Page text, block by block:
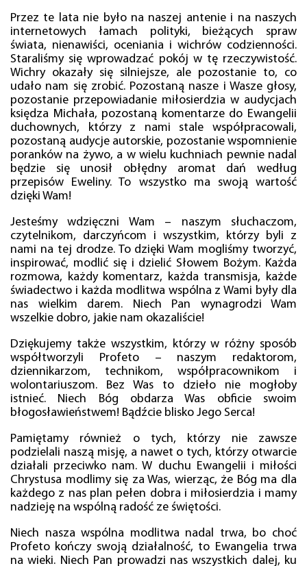
Przez te lata nie było na naszej antenie i na naszych
internetowych łamach polityki, bieżących spraw
świata, nienawiści, oceniania i wichrów codzienności.
Staraliśmy się wprowadzać pokój w tę rzeczywistość.
Wichry okazały się silniejsze, ale pozostanie to, co
udało nam się zrobić. Pozostaną nasze i Wasze głosy,
pozostanie przepowiadanie miłosierdzia w audycjach
księdza Michała, pozostaną komentarze do Ewangelii
duchownych, którzy z nami stale współpracowali,
pozostaną audycje autorskie, pozostanie wspomnienie
poranków na żywo, a w wielu kuchniach pewnie nadal
będzie się unosił obłędny aromat dań według
przepisów Eweliny. To wszystko ma swoją wartość
dzięki Wam!
Jesteśmy wdzięczni Wam – naszym słuchaczom,
czytelnikom, darczyńcom i wszystkim, którzy byli z
nami na tej drodze. To dzięki Wam mogliśmy tworzyć,
inspirować, modlić się i dzielić Słowem Bożym. Każda
rozmowa, każdy komentarz, każda transmisja, każde
świadectwo i każda modlitwa wspólna z Wami były dla
nas wielkim darem. Niech Pan wynagrodzi Wam
wszelkie dobro, jakie nam okazaliście!
Dziękujemy także wszystkim, którzy w różny sposób
współtworzyli Profeto – naszym redaktorom,
dziennikarzom, technikom, współpracownikom i
wolontariuszom. Bez Was to dzieło nie mogłoby
istnieć. Niech Bóg obdarza Was obficie swoim
błogosławieństwem! Bądźcie blisko Jego Serca!
Pamiętamy również o tych, którzy nie zawsze
podzielali naszą misję, a nawet o tych, którzy otwarcie
działali przeciwko nam. W duchu Ewangelii i miłości
Chrystusa modlimy się za Was, wierząc, że Bóg ma dla
każdego z nas plan pełen dobra i miłosierdzia i mamy
nadzieję na wspólną radość ze świętości.
Niech nasza wspólna modlitwa nadal trwa, bo choć
Profeto kończy swoją działalność, to Ewangelia trwa
na wieki. Niech Pan prowadzi nas wszystkich dalej, ku